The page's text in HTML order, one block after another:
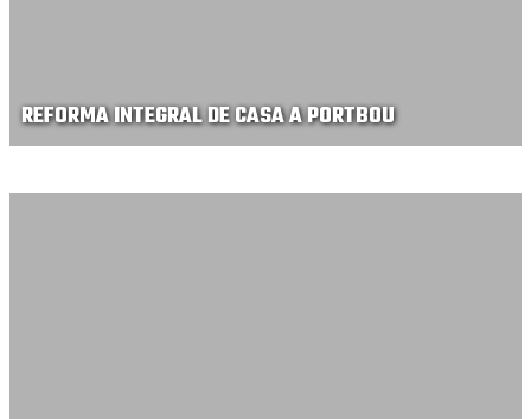
REFORMA INTEGRAL DE CASA A PORTBOU